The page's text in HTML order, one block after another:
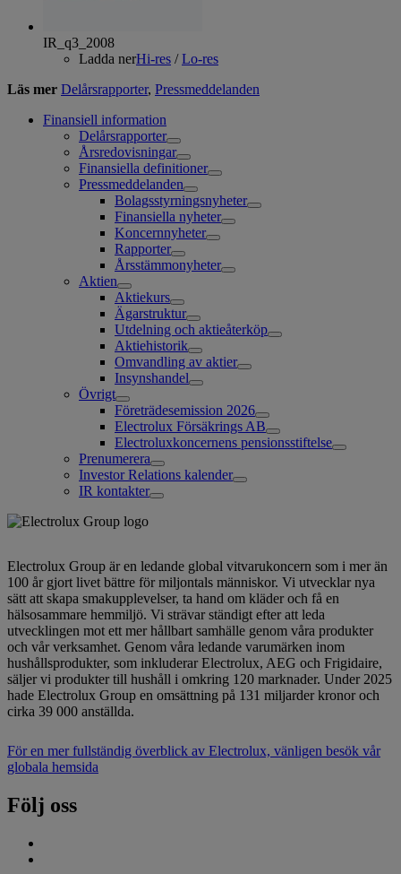
IR_q3_2008
Ladda nerHi-res /Lo-res
Läs mer Delårsrapporter, Pressmeddelanden
Finansiell information
Delårsrapporter
Årsredovisningar
Finansiella definitioner
Pressmeddelanden
Bolagsstyrningsnyheter
Finansiella nyheter
Koncernnyheter
Rapporter
Årsstämmonyheter
Aktien
Aktiekurs
Ägarstruktur
Utdelning och aktieåterköp
Aktiehistorik
Omvandling av aktier
Insynshandel
Övrigt
Företrädesemission 2026
Electrolux Försäkrings AB
Electroluxkoncernens pensionsstiftelse
Prenumerera
Investor Relations kalender
IR kontakter
Electrolux Group är en ledande global vitvarukoncern som i mer än
100 år gjort livet bättre för miljontals människor. Vi utvecklar nya
sätt att skapa smakupplevelser, ta hand om kläder och få en
hälsosammare hemmiljö. Vi strävar ständigt efter att leda
utvecklingen mot ett mer hållbart samhälle genom våra produkter
och vår verksamhet. Genom våra ledande varumärken inom
hushållsprodukter, som inkluderar Electrolux, AEG och Frigidaire,
säljer vi produkter till hushåll i omkring 120 marknader. Under 2025
hade Electrolux Group en omsättning på 131 miljarder kronor och
cirka 39 000 anställda.
För en mer fullständig överblick av Electrolux, vänligen besök vår
globala hemsida
Följ oss